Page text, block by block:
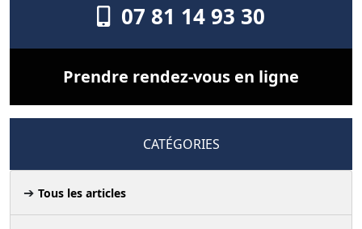
07 81 14 93 30
Prendre rendez-vous en ligne
CATÉGORIES
Tous les articles